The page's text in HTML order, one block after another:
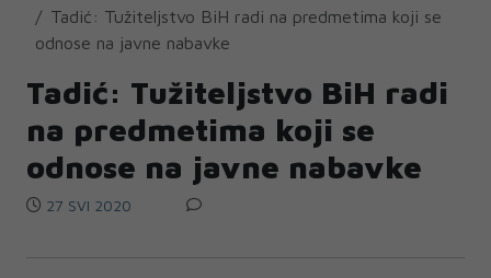
Tadić: Tužiteljstvo BiH radi na predmetima koji se
odnose na javne nabavke
Tadić: Tužiteljstvo BiH radi
na predmetima koji se
odnose na javne nabavke
27 SVI 2020